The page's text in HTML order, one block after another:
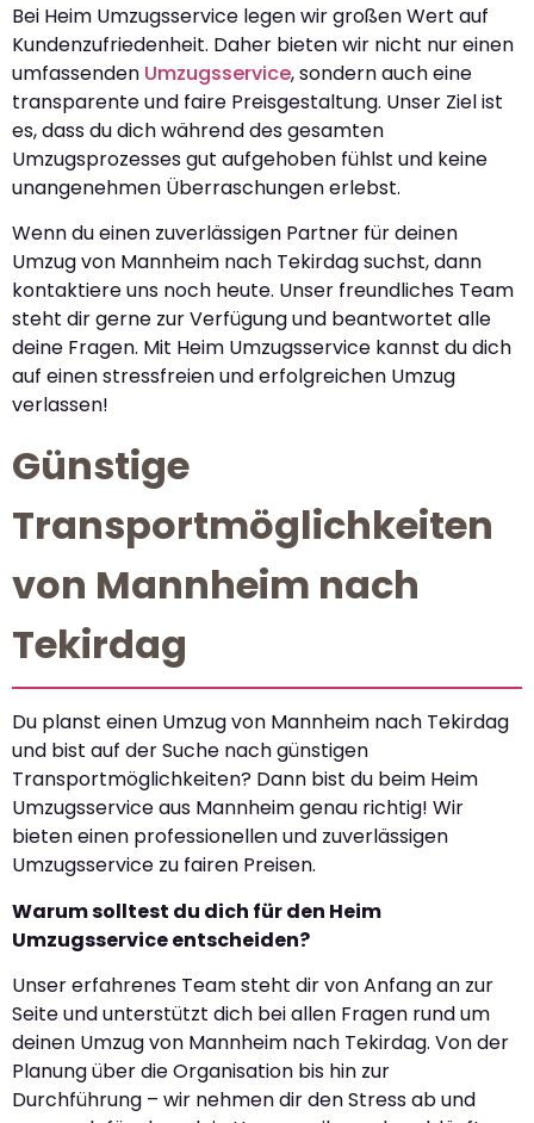
Bei Heim Umzugsservice legen wir großen Wert auf
Kundenzufriedenheit. Daher bieten wir nicht nur einen
umfassenden Umzugsservice, sondern auch eine
transparente und faire Preisgestaltung. Unser Ziel ist
es, dass du dich während des gesamten
Umzugsprozesses gut aufgehoben fühlst und keine
unangenehmen Überraschungen erlebst.
Wenn du einen zuverlässigen Partner für deinen
Umzug von Mannheim nach Tekirdag suchst, dann
kontaktiere uns noch heute. Unser freundliches Team
steht dir gerne zur Verfügung und beantwortet alle
deine Fragen. Mit Heim Umzugsservice kannst du dich
auf einen stressfreien und erfolgreichen Umzug
verlassen!
Günstige
Transportmöglichkeiten
von Mannheim nach
Tekirdag
Du planst einen Umzug von Mannheim nach Tekirdag
und bist auf der Suche nach günstigen
Transportmöglichkeiten? Dann bist du beim Heim
Umzugsservice aus Mannheim genau richtig! Wir
bieten einen professionellen und zuverlässigen
Umzugsservice zu fairen Preisen.
Warum solltest du dich für den Heim
Umzugsservice entscheiden?
Unser erfahrenes Team steht dir von Anfang an zur
Seite und unterstützt dich bei allen Fragen rund um
deinen Umzug von Mannheim nach Tekirdag. Von der
Planung über die Organisation bis hin zur
Durchführung – wir nehmen dir den Stress ab und